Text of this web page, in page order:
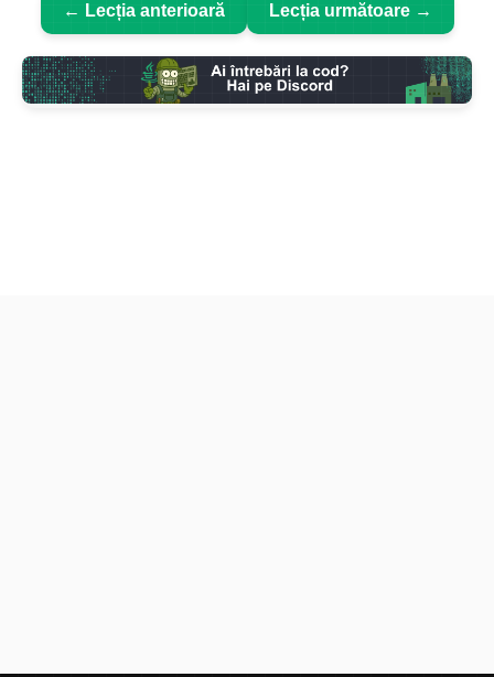
← Lecția anterioară Lecția următoare →